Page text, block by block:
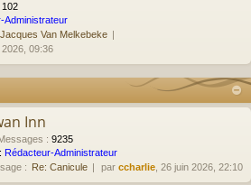
102
Administrateur
Van Melkebeke
2026, 09:36
Inn
: 9235
Rédacteur-Administrateur
: Re: Canicule par ccharlie , 26 juin 2026, 22:10